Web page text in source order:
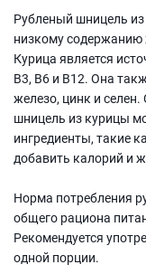
Рубленый шницель
низкому
Курица является
B3, B6 и B12. Она
железо, цинк и
шницель из курицы
ингредиенты, такие
добавить калорий и
Норма потребления
общего рациона
Рекомендуется
одной порции.